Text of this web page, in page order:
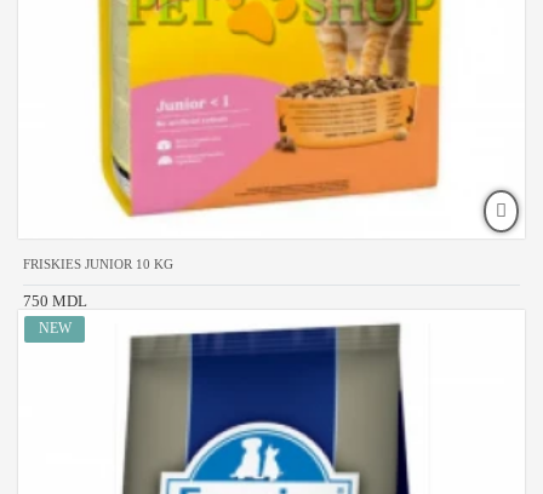
FRISKIES JUNIOR 10 KG
750 MDL